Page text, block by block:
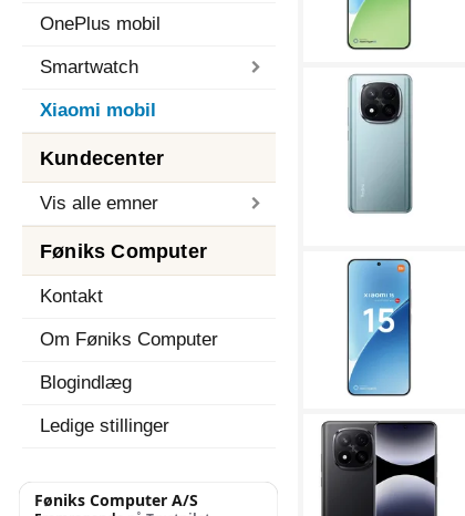
OnePlus mobil
Smartwatch
Xiaomi mobil
Kundecenter
Vis alle emner
Føniks Computer
Kontakt
Om Føniks Computer
Blogindlæg
Ledige stillinger